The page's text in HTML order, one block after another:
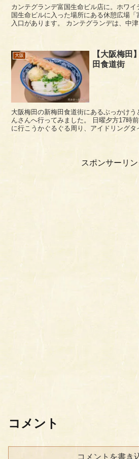
カンテグランデ富国生命ビル店に。ホワ
国生命ビルに入った場所にある休憩広場
入口があります。 カンテグランデは、中
大阪
【大阪梅田
田食道街
大阪梅田の新梅田食道街にあるぶっかけ
んさんへ行ってみました。 日曜夕方17時前の新梅田食道街。どの店
に行こうかぐるぐる周り、アイドリング
スポンサーリン
コメント
コメントを書き